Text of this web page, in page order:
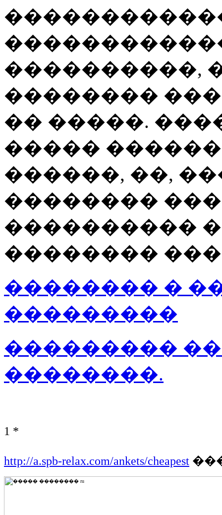
����������,
��������
�� �����.
�����
������, ��,
��������
����������
��������
�������� �
���������
���������
��������.
1 *
http://a.spb-relax.com/ankets/cheapest